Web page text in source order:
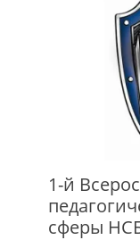
1-й
сферы